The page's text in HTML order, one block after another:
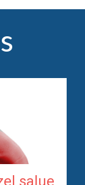
salue